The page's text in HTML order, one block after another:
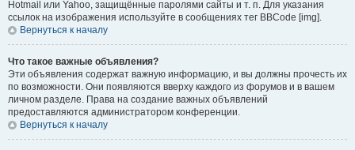
Hotmail или Yahoo, защищённые паролями сайты и т. п. Для указания
ссылок на изображения используйте в сообщениях тег BBCode [img].
Вернуться к началу
Что такое важные объявления?
Эти объявления содержат важную информацию, и вы должны прочесть их
по возможности. Они появляются вверху каждого из форумов и в вашем
личном разделе. Права на создание важных объявлений
предоставляются администратором конференции.
Вернуться к началу